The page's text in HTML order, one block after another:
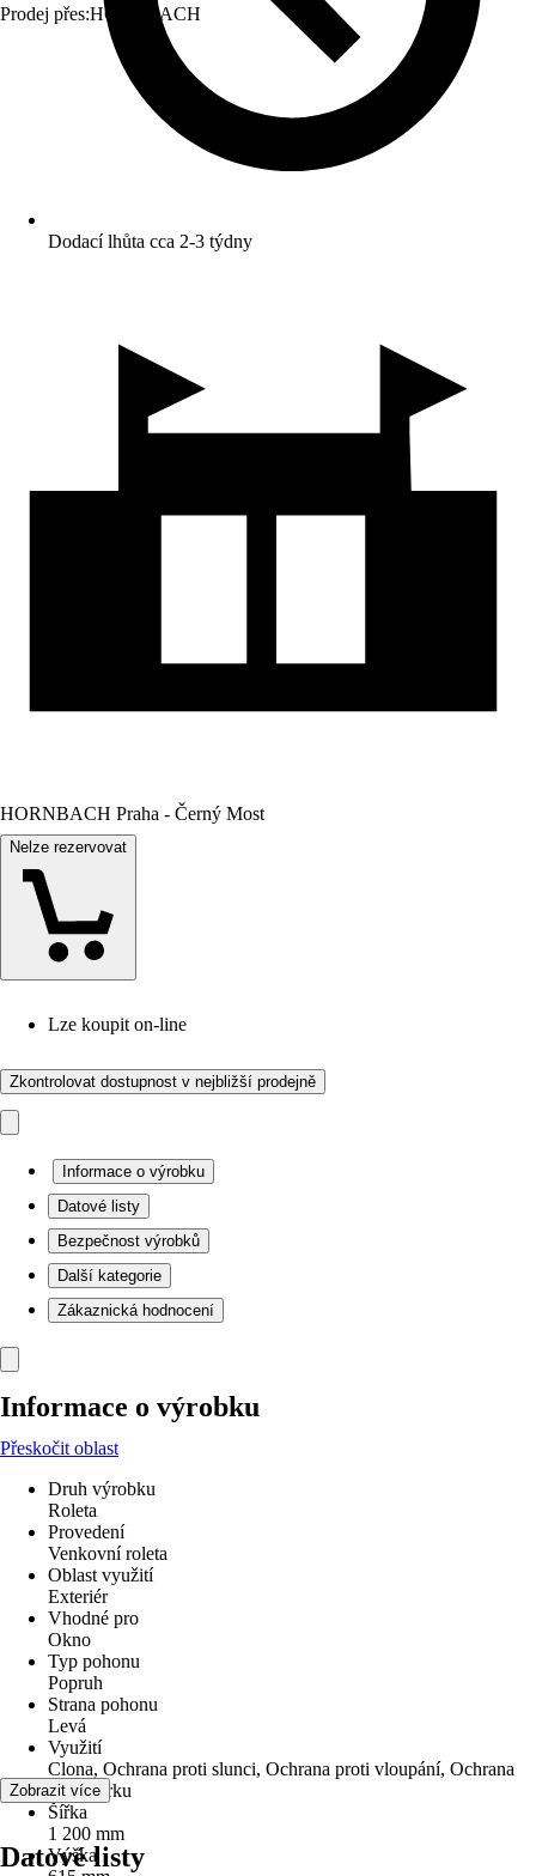
Prodej přes:HORNBACH
Dodací lhůta cca 2-3 týdny
HORNBACH Praha - Černý Most
Nelze rezervovat
Lze koupit on-line
Zkontrolovat dostupnost v nejbližší prodejně
Informace o výrobku
Datové listy
Bezpečnost výrobků
Další kategorie
Zákaznická hodnocení
Informace o výrobku
Přeskočit oblast
Druh výrobku
Roleta
Provedení
Venkovní roleta
Oblast využití
Exteriér
Vhodné pro
Okno
Typ pohonu
Popruh
Strana pohonu
Levá
Využití
Clona, Ochrana proti slunci, Ochrana proti vloupání, Ochrana
proti horku
Šířka
1 200 mm
Výška
Zobrazit více
Datové listy